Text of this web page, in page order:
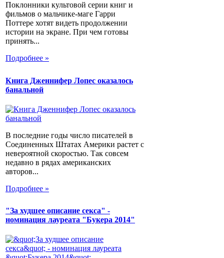
Поклонники культовой серии книг и
фильмов о мальчике-маге Гарри
Поттере хотят видеть продолжении
истории на экране. При чем готовы
принять...
Подробнее »
Книга Дженнифер Лопес оказалось
банальной
В последние годы число писателей в
Соединенных Штатах Америки растет с
невероятной скоростью. Так совсем
недавно в рядах американских
авторов...
Подробнее »
"За худшее описание секса" -
номинация лауреата "Букера 2014"